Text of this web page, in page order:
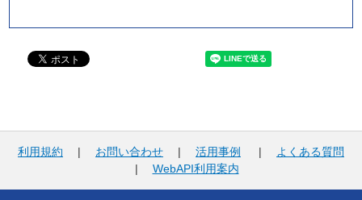
利用規約 | お問い合わせ | 活用事例 |
よくある質問
| WebAPI利用案内